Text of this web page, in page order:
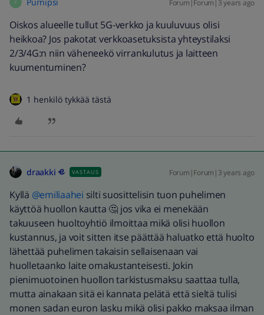
P Forum|Forum|3 years ago
Oiskos alueelle tullut 5G-verkko ja kuuluvuus olisi
heikkoa? Jos pakotat verkkoasetuksista yhteystilaksi
2/3/4G:n niin väheneekö virrankulutus ja laitteen
kuumentuminen?
1 henkilö tykkää tästä
draakki VASTAUS Forum|Forum|3 years ago
Kyllä @emiliaahei silti suosittelisin tuon puhelimen
käyttöä huollon kautta 🤔 jos vika ei menekään
takuuseen huoltoyhtiö ilmoittaa mikä olisi huollon
kustannus, ja voit sitten itse päättää haluatko että huolto
lähettää puhelimen takaisin sellaisenaan vai
huolletaanko laite omakustanteisesti. Jokin
pienimuotoinen huollon tarkistusmaksu saattaa tulla,
mutta ainakaan sitä ei kannata pelätä että sieltä tulisi
monen sadan euron lasku mikä olisi pakko maksaa ilman